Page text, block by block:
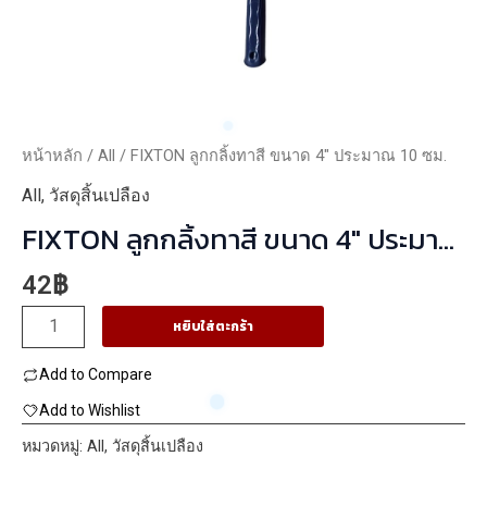
หน้าหลัก / All / FIXTON ลูกกลิ้งทาสี ขนาด 4″ ประมาณ 10 ซม.
All, วัสดุสิ้นเปลือง
FIXTON ลูกกลิ้งทาสี ขนาด 4″ ประมาณ
10 ซม.
42฿
จำนวน
FIXTON
ลูก
กลิ้ง
ทาสี
หยิบใส่ตะกร้า
Add to Compare
Add to Wishlist
หมวดหมู่: All , วัสดุสิ้นเปลือง